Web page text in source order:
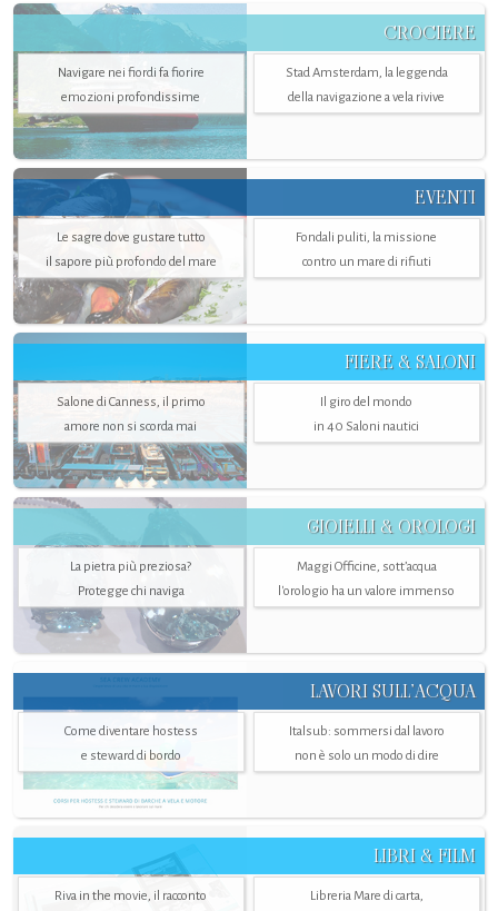
CROCIERE
Navigare nei fiordi fa fiorire
emozioni profondissime
Stad Amsterdam, la leggenda
della navigazione a vela rivive
EVENTI
Le sagre dove gustare tutto
il sapore più profondo del mare
Fondali puliti, la missione
contro un mare di rifiuti
FIERE & SALONI
Salone di Canness, il primo
amore non si scorda mai
Il giro del mondo
in 40 Saloni nautici
GIOIELLI & OROLOGI
La pietra più preziosa?
Protegge chi naviga
Maggi Officine, sott’acqua
l'orologio ha un valore immenso
LAVORI SULL’ACQUA
Come diventare hostess
e steward di bordo
Italsub: sommersi dal lavoro
non è solo un modo di dire
LIBRI & FILM
Riva in the movie, il racconto
Libreria Mare di carta,